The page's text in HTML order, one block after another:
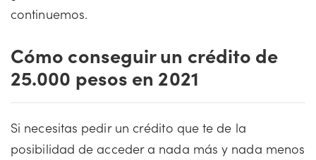
continuemos.
Cómo conseguir un crédito de
25.000 pesos en 2021
Si necesitas pedir un crédito que te de la
posibilidad de acceder a nada más y nada menos